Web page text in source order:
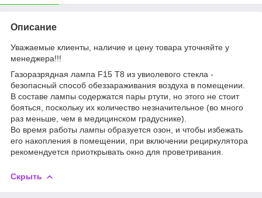
Описание
Уважаемые клиенты, наличие и цену товара уточняйте у
менеджера!!!
Газоразрядная лампа F15 T8 из увиолевого стекла -
безопасный способ обеззараживания воздуха в помещении.
В составе лампы содержатся пары ртути, но этого не стоит
бояться, поскольку их количество незначительное (во много
раз меньше, чем в медицинском градуснике).
Во время работы лампы образуется озон, и чтобы избежать
его накопления в помещении, при включении рециркулятора
рекомендуется приоткрывать окно для проветривания.
Скрыть